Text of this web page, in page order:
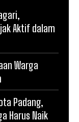
Aktif dalam
Warga
Padang,
Harus Naik